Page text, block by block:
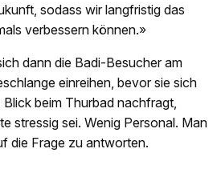
sodass wir langfristig das
verbessern können.»
dann die Badi-Besucher am
einreihen, bevor sie sich
beim Thurbad nachfragt,
stressig sei. Wenig Personal. Man
die Frage zu antworten.